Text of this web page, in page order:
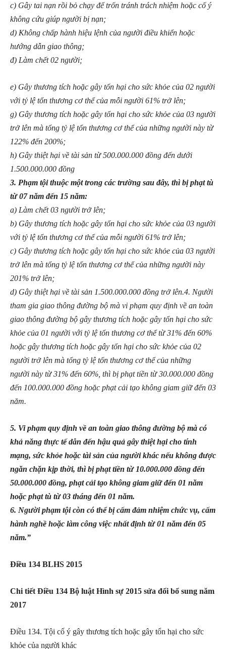
c) Gây tai nạn rồi bỏ chạy để trốn tránh trách nhiệm hoặc cố ý
không cứu giúp người bị nạn;
d) Không chấp hành hiệu lệnh của người điều khiển hoặc
hướng dẫn giao thông;
đ) Làm chết 02 người;
e) Gây thương tích hoặc gây tổn hại cho sức khỏe của 02 người
với tỷ lệ tổn thương cơ thể của mỗi người 61% trở lên;
g) Gây thương tích hoặc gây tổn hại cho sức khỏe của 03 người
trở lên mà tổng tỷ lệ tổn thương cơ thể của những người này từ
122% đến 200%;
h) Gây thiệt hại về tài sản từ 500.000.000 đồng đến dưới
1.500.000.000 đồng
3. Phạm tội thuộc một trong các trường sau đây, thì bị phạt tù
từ 07 năm đến 15 năm:
a) Làm chết 03 người trở lên;
b) Gây thương tích hoặc gây tổn hại cho sức khỏe của 03 người
với tỷ lệ tổn thương cơ thể của mỗi người 61% trở lên;
c) Gây thương tích hoặc gây tổn hại cho sức khỏe của 03 người
trở lên mà tổng tỷ lệ tổn thương cơ thể của những người này
201% trở lên;
d) Gây thiệt hại về tài sản 1.500.000.000 đồng trở lên.4. Người
tham gia giao thông đường bộ mà vi phạm quy định về an toàn
giao thông đường bộ gây thương tích hoặc gây tổn hại cho sức
khỏe của 01 người với tỷ lệ tổn thương cơ thể từ 31% đến 60%
hoặc gây thương tích hoặc gây tổn hại cho sức khỏe của 02
người trở lên mà tổng tỷ lệ tổn thương cơ thể của những
người này từ 31% đến 60%, thì bị phạt tiền từ 30.000.000 đồng
đến 100.000.000 đồng hoặc phạt cải tạo không giam giữ đến 03
năm.
5. Vi phạm quy định về an toàn giao thông đường bộ mà có
khả năng thực tế dẫn đến hậu quả gây thiệt hại cho tính
mạng, sức khỏe hoặc tài sản của người khác nếu không được
ngăn chặn kịp thời, thì bị phạt tiền từ 10.000.000 đồng đến
50.000.000 đồng, phạt cải tạo không giam giữ đến 01 năm
hoặc phạt tù từ 03 tháng đến 01 năm.
6. Người phạm tội còn có thể bị cấm đảm nhiệm chức vụ, cấm
hành nghề hoặc làm công việc nhất định từ 01 năm đến 05
năm.”
Điều 134 BLHS 2015
Chi tiết Điều 134 Bộ luật Hình sự 2015 sửa đổi bổ sung năm
2017
Điều 134. Tội cố ý gây thương tích hoặc gây tổn hại cho sức
khỏe của người khác